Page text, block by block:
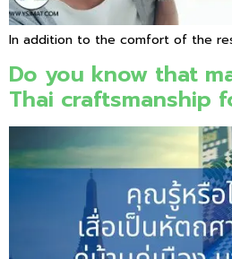
In addition to the comfort of the
Do you know that
Thai craftsmanship